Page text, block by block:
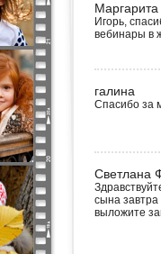
Маргарита
Игорь,
вебинары в
галина
Спасибо за
Светлана
сына завтра
выложите